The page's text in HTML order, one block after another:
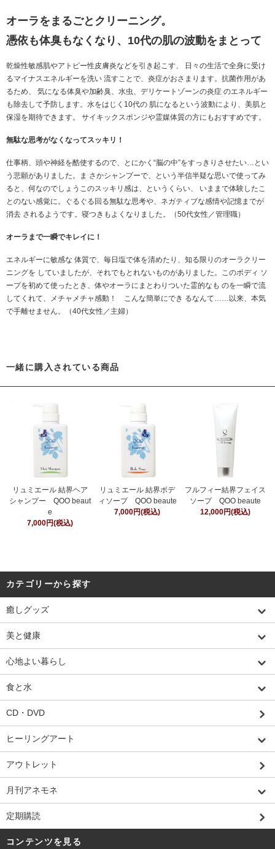
オーラをまるごとクリーニング。
憑依も体臭もなくなり、10代の肌の波動をまとって
乾燥性敏感肌やアトピー性皮膚炎などを引き起こす、 日々の生活で全身に受け
るマイナスエネルギーを洗い 流すことで、炎症がおさまります。抗菌作用があ
るため、 気になる体臭や加齢臭、水虫、デリケートゾーンの炎症 のエネルギー
も除去して予防します。水をはじく10代の 肌になるという波動により、美肌と
保湿を期待できます。 サイキックスポンジや霊媒体質の方にもおすすめです。
無駄な思考がなくなってスッキリ！
仕事柄、頭や神経を酷使するので、とにかく“脳の中”をすっきりさせたい…とい
う悲願がありました。ま さかシャンプーで、という半信半疑な思いで使ってみ
ると、何なのでしょうこのスッキリ感は、というくらい、 いままで体験したこ
とのない感覚に。ぐるぐる回る無駄な思考や、ネガティブな感情や記憶までが
消去 されるようです。寝つきもよくなりました。（50代女性／管理職）
オーラまで一瞬でキレイに！
エネルギーに敏感な 体質で、毎日塩で体を清めたり、知る限りのオーラクリー
ニングを していましたが、それでもとれないものがありました。このボディ ソ
ープを初めて使ったとき、体やオーラにまとわりついた霊的なも のを一瞬で流
してくれて、メチャメチャ感動！ こんな簡単にでき るなんて……以来、本気
で手離せません。（40代女性／主婦）
一緒に購入されている商品
リュミエール 結界ヘア
シャンプー QOO beaut
e
7,000円(税込)
リュミエール 結界ボデ
ィソープ QOO beaute
7,000円(税込)
フルフィー結界フェイス
ソープ QOO beaute
12,000円(税込)
カテゴリーから探す
癒しグッズ
美と健康
心地よい暮らし
食と水
CD・DVD
ヒーリングアート
アウトレット
月刊アネモネ
定期購読
コンテンツを見る